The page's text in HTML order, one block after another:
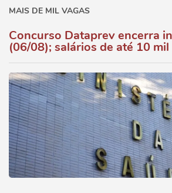
MAIS DE MIL VAGAS
Concurso Dataprev encerra
(06/08); salários de até 10 mil